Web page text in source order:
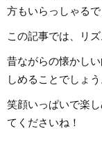
方もいらっしゃるで
この記事では、リ
昔ながらの懐かし
しめることでしょう
笑顔いっぱいで楽
てくださいね！